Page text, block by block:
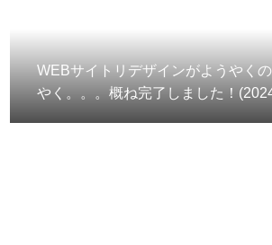
WEBサイトリデザインがようやく
やく。。。概ね完了しました！